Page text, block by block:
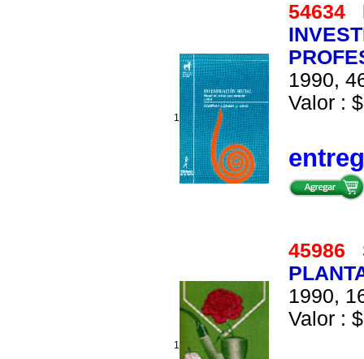
1
54634
1990,
Valor :
1
45986
1990,
Valor :